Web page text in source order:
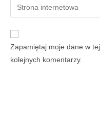
Zapamiętaj moje dane w
kolejnych komentarzy.